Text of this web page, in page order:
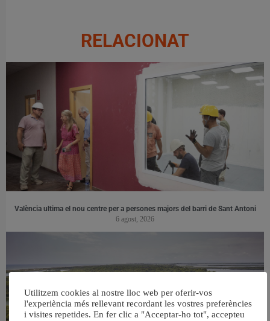
RELACIONAT
València ultima el nou centre per a persones majors del barri de Sant Antoni
6 agost, 2026
Utilitzem cookies al nostre lloc web per oferir-vos
l'experiència més rellevant recordant les vostres preferències
i visites repetides. En fer clic a "Acceptar-ho tot", accepteu